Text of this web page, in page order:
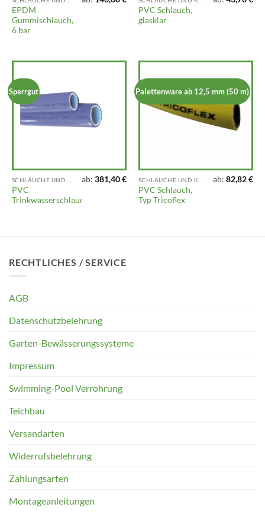
EPDM
Gummischlauch,
6 bar
PVC Schlauch,
glasklar
Sperrgut
PVC
Trinkwasserschlauch
ab:381,40€
Palettenware ab 12,5 mm (50 m)
PVC Schlauch,
Typ Tricoflex
ab:82,82€
RECHTLICHES / SERVICE
AGB
Datenschutzbelehrung
Garten-Bewässerungssysteme
Impressum
Swimming-Pool Verrohrung
Teichbau
Versandarten
Widerrufsbelehrung
Zahlungsarten
Montageanleitungen